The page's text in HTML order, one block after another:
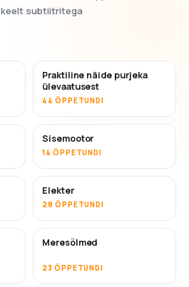
keelt subtiitritega
Praktiline näide purjeka
ülevaatusest
44 ÕPPETUNDI
Sisemootor
14 ÕPPETUNDI
Elekter
28 ÕPPETUNDI
Meresõlmed
23 ÕPPETUNDI